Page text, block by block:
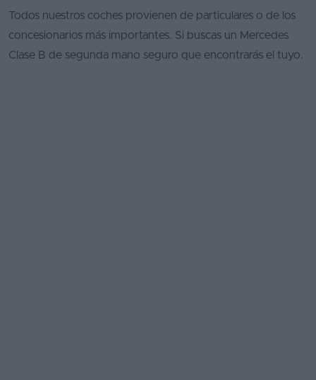
Todos nuestros coches provienen de particulares o de los
concesionarios más importantes. Si buscas un Mercedes
Clase B de segunda mano seguro que encontrarás el tuyo.